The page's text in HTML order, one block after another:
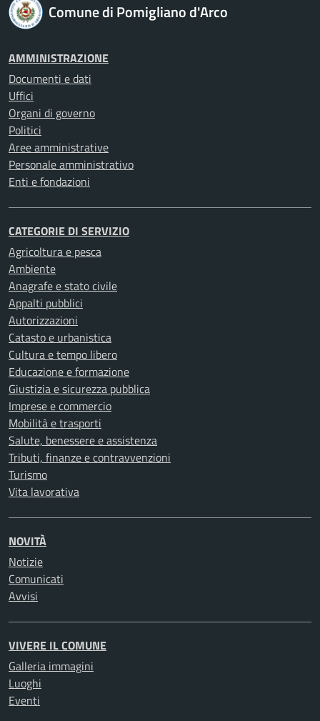
Comune di Pomigliano d'Arco
AMMINISTRAZIONE
Documenti e dati
Uffici
Organi di governo
Politici
Aree amministrative
Personale amministrativo
Enti e fondazioni
CATEGORIE DI SERVIZIO
Agricoltura e pesca
Ambiente
Anagrafe e stato civile
Appalti pubblici
Autorizzazioni
Catasto e urbanistica
Cultura e tempo libero
Educazione e formazione
Giustizia e sicurezza pubblica
Imprese e commercio
Mobilità e trasporti
Salute, benessere e assistenza
Tributi, finanze e contravvenzioni
Turismo
Vita lavorativa
NOVITÀ
Notizie
Comunicati
Avvisi
VIVERE IL COMUNE
Galleria immagini
Luoghi
Eventi